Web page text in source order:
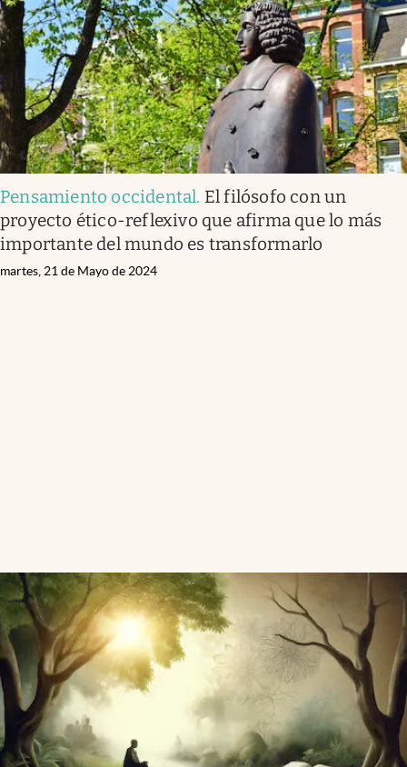
Pensamiento occidental. El filósofo con un
proyecto ético-reflexivo que afirma que lo más
importante del mundo es transformarlo
martes, 21 de Mayo de 2024